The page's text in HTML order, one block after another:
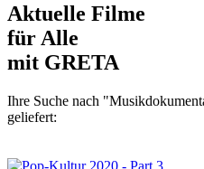
Aktuelle Filme
für Alle
mit GRETA
Ihre Suche nach
geliefert: